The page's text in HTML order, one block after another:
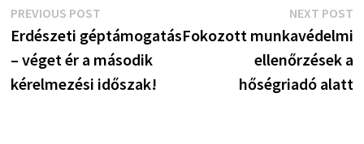
Bejegyzés
navigáció
PREVIOUS POSTPrevious
post:
Erdészeti géptámogatás
– véget ér a második
kérelmezési időszak!
NEXT POST
Fokozott munkavédelmi
ellenőrzések a
hőségriadó alatt